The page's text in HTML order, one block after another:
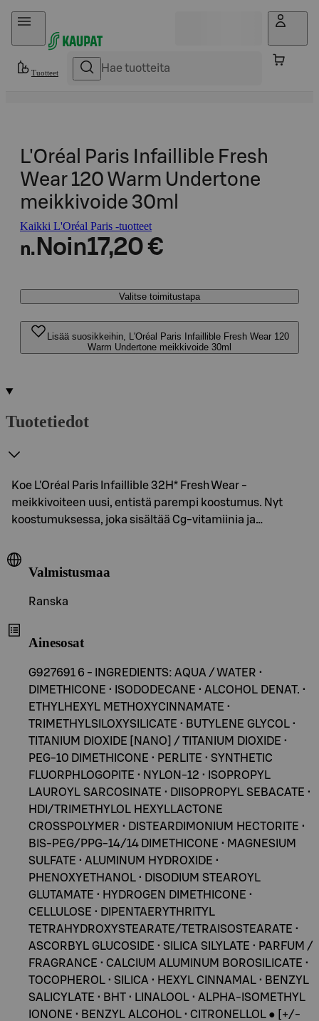
Hyppää sisältöön
Tuotteet
L'Oréal Paris Infaillible Fresh
Wear 120 Warm Undertone
meikkivoide 30ml
Kaikki L'Oréal Paris -tuotteet
n. Noin17,20 €
Valitse toimitustapa
Lisää suosikkeihin, L'Oréal Paris Infaillible Fresh Wear 120
Warm Undertone meikkivoide 30ml
Tuotetiedot
Koe L'Oréal Paris Infaillible 32H* Fresh Wear -
meikkivoiteen uusi, entistä parempi koostumus. Nyt
koostumuksessa, joka sisältää Cg-vitamiinia ja…
Valmistusmaa
Ranska
Ainesosat
G927691 6 - INGREDIENTS: AQUA / WATER •
DIMETHICONE • ISODODECANE • ALCOHOL DENAT. •
ETHYLHEXYL METHOXYCINNAMATE •
TRIMETHYLSILOXYSILICATE • BUTYLENE GLYCOL •
TITANIUM DIOXIDE [NANO] / TITANIUM DIOXIDE •
PEG-10 DIMETHICONE • PERLITE • SYNTHETIC
FLUORPHLOGOPITE • NYLON-12 • ISOPROPYL
LAUROYL SARCOSINATE • DIISOPROPYL SEBACATE •
HDI/TRIMETHYLOL HEXYLLACTONE
CROSSPOLYMER • DISTEARDIMONIUM HECTORITE •
BIS-PEG/PPG-14/14 DIMETHICONE • MAGNESIUM
SULFATE • ALUMINUM HYDROXIDE •
PHENOXYETHANOL • DISODIUM STEAROYL
GLUTAMATE • HYDROGEN DIMETHICONE •
CELLULOSE • DIPENTAERYTHRITYL
TETRAHYDROXYSTEARATE/TETRAISOSTEARATE •
ASCORBYL GLUCOSIDE • SILICA SILYLATE • PARFUM /
FRAGRANCE • CALCIUM ALUMINUM BOROSILICATE •
TOCOPHEROL • SILICA • HEXYL CINNAMAL • BENZYL
SALICYLATE • BHT • LINALOOL • ALPHA-ISOMETHYL
IONONE • BENZYL ALCOHOL • CITRONELLOL ● [+/-